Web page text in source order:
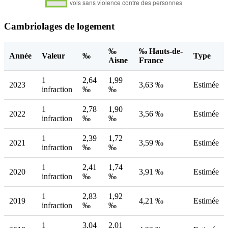
Cambriolages de logement
Année Valeur ‰
‰
Aisne
‰ Hauts-de-
France
Type
2023
1
infraction
2,64
‰
1,99
‰
3,63 ‰ Estimée
2022
1
infraction
2,78
‰
1,90
‰
3,56 ‰ Estimée
2021
1
infraction
2,39
‰
1,72
‰
3,59 ‰ Estimée
2020
1
infraction
2,41
‰
1,74
‰
3,91 ‰ Estimée
2019
1
infraction
2,83
‰
1,92
‰
4,21 ‰ Estimée
1 3,04 2,01